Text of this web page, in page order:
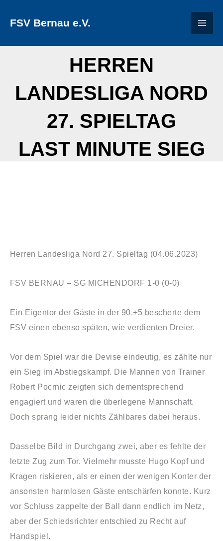
InhaltFSV Bernau e.V.
HERREN
LANDESLIGA NORD
27. SPIELTAG
LAST MINUTE SIEG
Herren Landesliga Nord 27. Spieltag (04.06.2023)
FSV BERNAU – SG MICHENDORF 1-0 (0-0)
Ein Eigentor der Gäste in der 90.+5 bescherte dem
FSV einen ebenso späten, wie verdienten Dreier.
Vor dem Spiel war die Devise eindeutig, es zählte nur
ein Sieg im Abstiegskampf. Die Mannen von Trainer
Robert Pocrnic zeigten sich dementsprechend
engagiert und waren die überlegene Mannschaft.
Doch sprang leider nichts Zählbares dabei heraus.
Dasselbe Bild in Durchgang zwei, aber es fehlte der
letzte Zug zum Tor. Vielmehr musste Hugo Kopf und
Kragen riskieren, als er einen der wenigen Konter der
ansonsten harmlosen Gäste entschärfen konnte. Kurz
vor Schluss zappelte der Ball dann endlich im Netz,
aber der Schiedsrichter entschied zu Recht auf
Handspiel.